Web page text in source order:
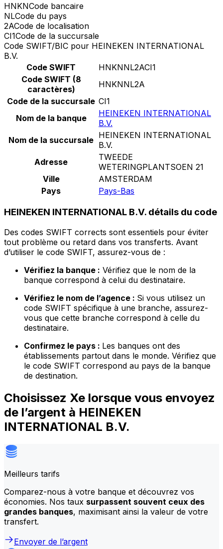
HNKNCode bancaire
NLCode du pays
2ACode de localisation
CI1Code de la succursale
Code SWIFT/BIC pour HEINEKEN INTERNATIONAL
B.V.
Code SWIFT
HNKNNL2ACI1
Code SWIFT (8
caractères)
HNKNNL2A
Code de la succursale CI1
Nom de la banque
HEINEKEN INTERNATIONAL
B.V.
Nom de la succursale HEINEKEN INTERNATIONAL
B.V.
Adresse
TWEEDE
WETERINGPLANTSOEN 21
Ville
AMSTERDAM
Pays
Pays-Bas
HEINEKEN INTERNATIONAL B.V. détails du code
Des codes SWIFT corrects sont essentiels pour éviter
tout problème ou retard dans vos transferts. Avant
d’utiliser le code SWIFT, assurez-vous de :
Vérifiez la banque : Vérifiez que le nom de la
banque correspond à celui du destinataire.
Vérifiez le nom de l’agence : Si vous utilisez un
code SWIFT spécifique à une branche, assurez-
vous que cette branche correspond à celle du
destinataire.
Confirmez le pays : Les banques ont des
établissements partout dans le monde. Vérifiez que
le code SWIFT correspond au pays de la banque
de destination.
Choisissez Xe lorsque vous envoyez
de l’argent à HEINEKEN
INTERNATIONAL B.V.
Meilleurs tarifs
Comparez-nous à votre banque et découvrez vos
économies. Nos taux surpassent souvent ceux des
grandes banques, maximisant ainsi la valeur de votre
transfert.
Envoyer de l’argent